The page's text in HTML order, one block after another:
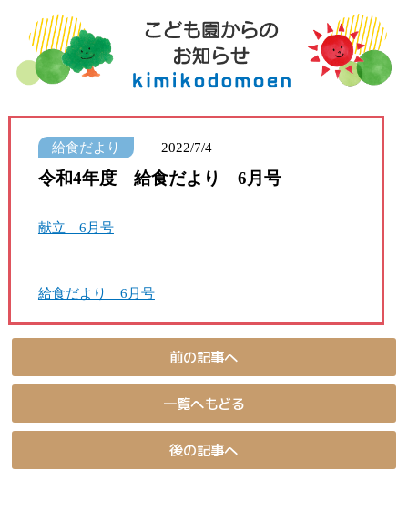
給食だより 2022/7/4
令和4年度 給食だより 6月号
献立 6月号
給食だより 6月号
前の記事へ
一覧へもどる
後の記事へ